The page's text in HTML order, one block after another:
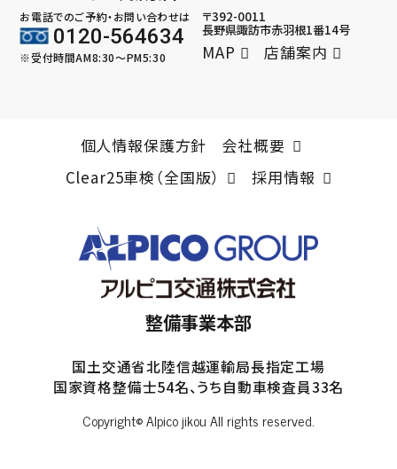
お電話でのご予約・お問い合わせは
0120-564634
※受付時間AM8:30～PM5:30
〒392-0011
長野県諏訪市赤羽根1番14号
MAP 店舗案内
個人情報保護方針
会社概要
Clear25車検（全国版）
採用情報
整備事業本部
国土交通省北陸信越運輸局長指定工場
国家資格整備士54名、うち自動車検査員33名
Copyright© Alpico jikou All rights reserved.